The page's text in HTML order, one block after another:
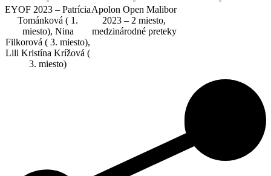
EYOF 2023 – Patrícia
Tománková ( 1.
miesto), Nina
Filkorová ( 3. miesto),
Lili Kristína Krížová (
3. miesto)
Apolon Open Malibor
2023 – 2 miesto,
medzinárodné preteky